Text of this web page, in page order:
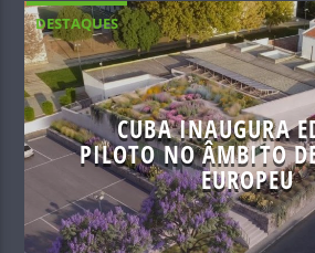
DESTAQUES
CUBA INAUGURA
PILOTO NO ÂMBITO
EUROPEU